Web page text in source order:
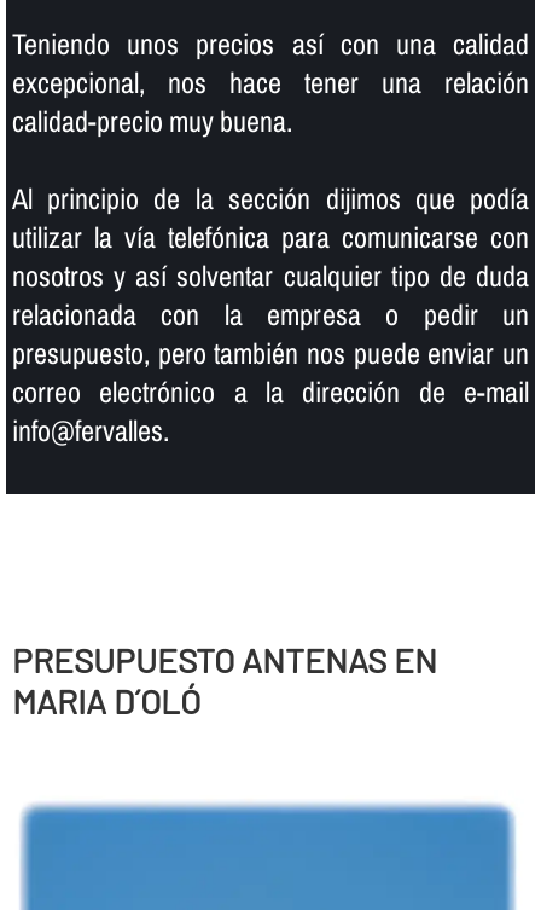
Teniendo unos precios así­ con una calidad
excepcional, nos hace tener una relación
calidad-precio muy buena.
Al principio de la sección dijimos que podí­a
utilizar la ví­a telefónica para comunicarse con
nosotros y así­ solventar cualquier tipo de duda
relacionada con la empresa o pedir un
presupuesto, pero también nos puede enviar un
correo electrónico a la dirección de e-mail
info@fervalles.
PRESUPUESTO ANTENAS EN
MARIA D´OLÓ